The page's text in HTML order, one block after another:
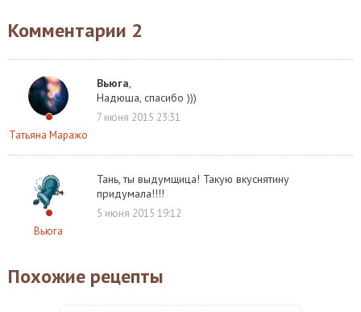
Комментарии 2
Татьяна Маражо
Вьюга,
Надюша, спасибо )))
7 июня 2015 23:31
Вьюга
Тань, ты выдумщица! Такую вкуснятину
придумала!!!!
5 июня 2015 19:12
Похожие рецепты